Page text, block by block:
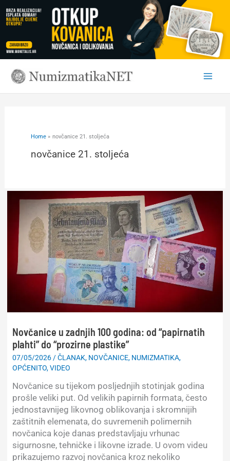
to
content
Home novčanice 21. stoljeća
novčanice 21. stoljeća
Novčanice u zadnjih 100 godina: od “papirnatih
plahti” do “prozirne plastike”
07/05/2026 /ČLANAK, NOVČANICE, NUMIZMATIKA,
OPĆENITO,VIDEO
Novčanice su tijekom posljednjih stotinjak godina
prošle veliki put. Od velikih papirnih formata, često
jednostavnijeg likovnog oblikovanja i skromnijih
zaštitnih elemenata, do suvremenih polimernih
novčanica koje danas predstavljaju vrhunac
sigurnosne, tehničke i likovne izrade. U ovom videu
prikazujemo razvoj novčanica kroz nekoliko